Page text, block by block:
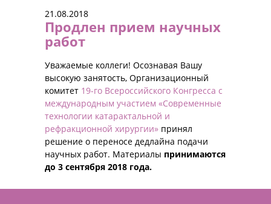
21.08.2018
Продлен прием научных
работ
Уважаемые коллеги! Осознавая Вашу
высокую занятость, Организационный
комитет 19-го Всероссийского Конгресса с
международным участием «Современные
технологии катарактальной и
рефракционной хирургии» принял
решение о переносе дедлайна подачи
научных работ. Материалы принимаются
до 3 сентября 2018 года.